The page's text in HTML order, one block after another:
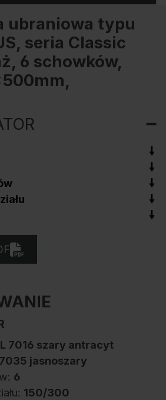
ubraniowa typu
seria Classic
6 schowków,
7016 szary antracyt
jasnoszary
6
150/300